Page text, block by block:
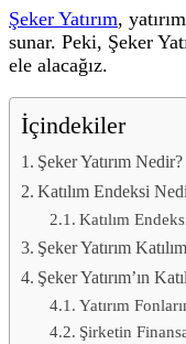
Şeker Yatırım,
sunar. Peki, Şeker
ele alacağız.
İçindekiler
Şeker Yatırım Nedir?
Katılım Endeksi
Katılım
Şeker Yatırım
Şeker Yatırım’ın
Yatırım
Şirketin